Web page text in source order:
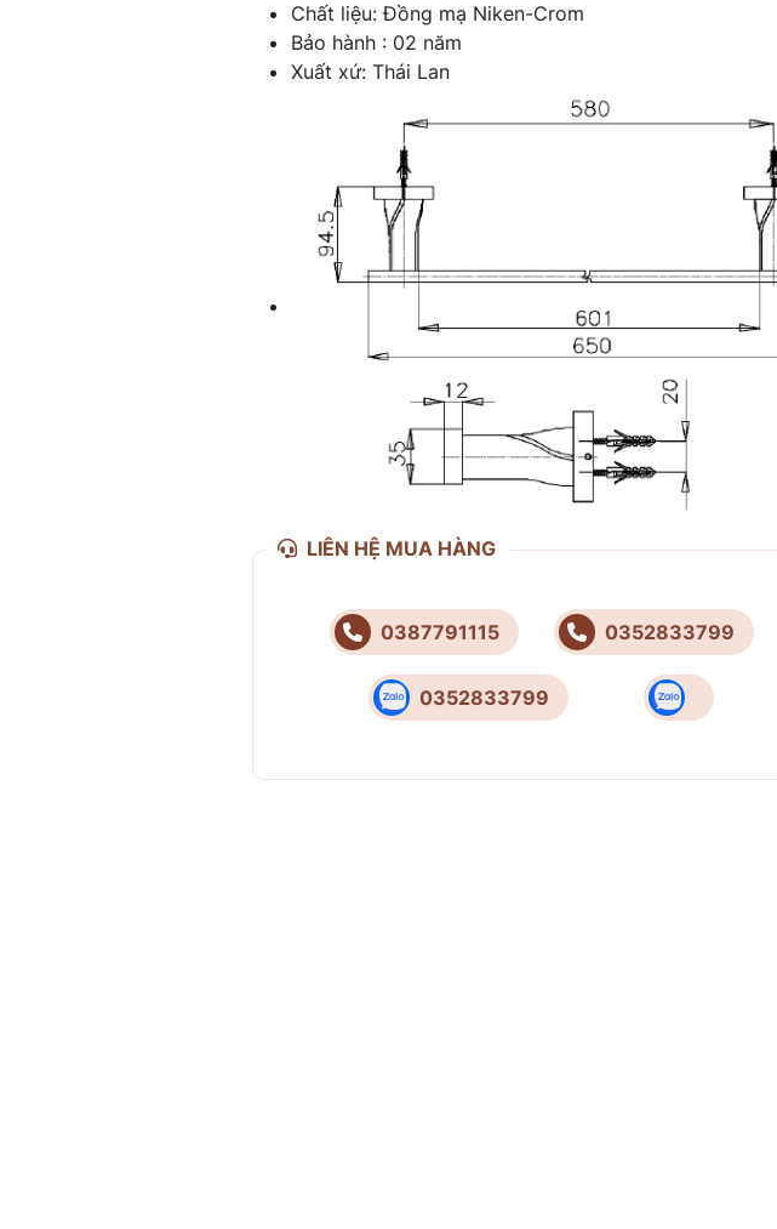
Chất liệu: Đồng mạ Niken-Crom
Bảo hành : 02 năm
Xuất xứ: Thái Lan
LIÊN HỆ MUA HÀNG
0387791115 0352833799
0352833799